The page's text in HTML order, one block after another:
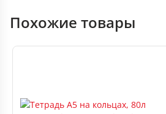
Похожие товары